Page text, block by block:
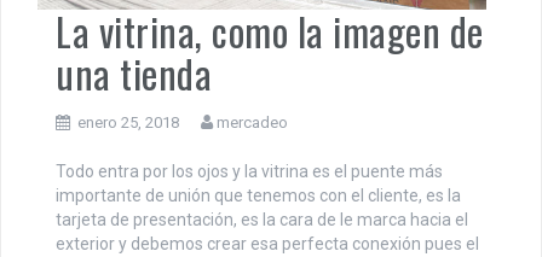
La vitrina, como la imagen de
una tienda
enero 25, 2018 mercadeo
Todo entra por los ojos y la vitrina es el puente más
importante de unión que tenemos con el cliente, es la
tarjeta de presentación, es la cara de le marca hacia el
exterior y debemos crear esa perfecta conexión pues el